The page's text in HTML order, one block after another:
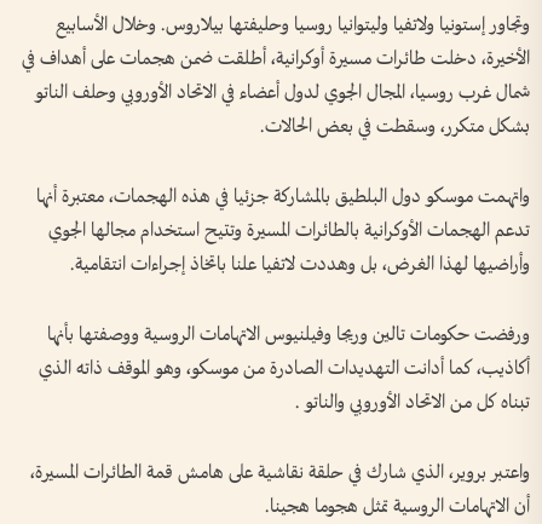
وتجاور إستونيا ولاتفيا وليتوانيا روسيا وحليفتها بيلاروس. وخلال الأسابيع
الأخيرة، دخلت طائرات مسيرة أوكرانية، أطلقت ضمن هجمات على أهداف في
شمال غرب روسيا، المجال الجوي لدول أعضاء في الاتحاد الأوروبي وحلف الناتو
بشكل متكرر، وسقطت في بعض الحالات.
واتهمت موسكو دول البلطيق بالمشاركة جزئيا في هذه الهجمات، معتبرة أنها
تدعم الهجمات الأوكرانية بالطائرات المسيرة وتتيح استخدام مجالها الجوي
وأراضيها لهذا الغرض، بل وهددت لاتفيا علنا باتخاذ إجراءات انتقامية.
ورفضت حكومات تالين وريجا وفيلنيوس الاتهامات الروسية ووصفتها بأنها
أكاذيب، كما أدانت التهديدات الصادرة من موسكو، وهو الموقف ذاته الذي
تبناه كل من الاتحاد الأوروبي والناتو .
واعتبر بروير، الذي شارك في حلقة نقاشية على هامش قمة الطائرات المسيرة،
أن الاتهامات الروسية تمثل هجوما هجينا.